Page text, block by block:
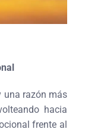
una razón más
hacia
frente al